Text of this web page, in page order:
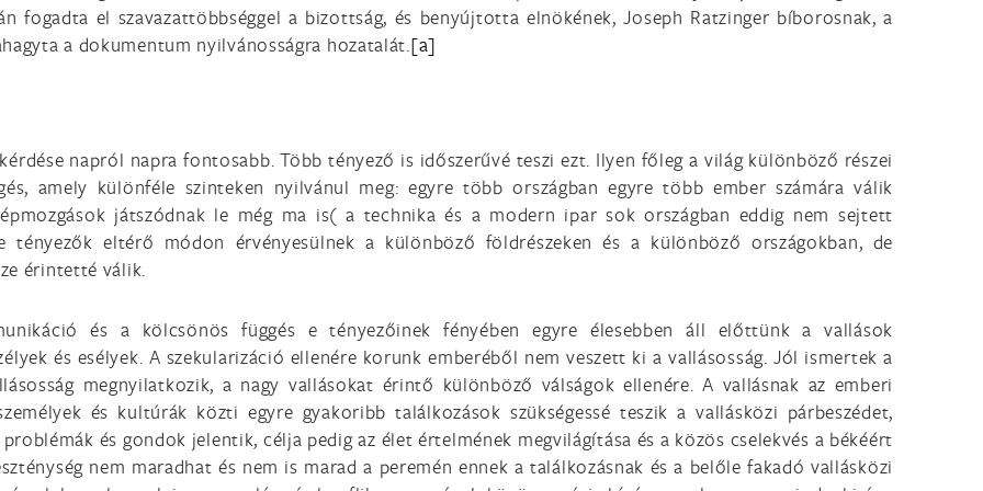
fogadta el szavazattöbbséggel a bizottság, és benyújtotta elnökének, Joseph Ratzinger bíborosnak, a
a dokumentum nyilvánosságra hozatalát.[a]
napról napra fontosabb. Több tényező is időszerűvé teszi ezt. Ilyen főleg a világ különböző részei
amely különféle szinteken nyilvánul meg: egyre több országban egyre több ember számára válik
játszódnak le még ma is( a technika és a modern ipar sok országban eddig nem sejtett
eltérő módon érvényesülnek a különböző földrészeken és a különböző országokban, de
érintetté válik.
és a kölcsönös függés e tényezőinek fényében egyre élesebben áll előttünk a vallások
és esélyek. A szekularizáció ellenére korunk emberéből nem veszett ki a vallásosság. Jól ismertek a
megnyilatkozik, a nagy vallásokat érintő különböző válságok ellenére. A vallásnak az emberi
és kultúrák közti egyre gyakoribb találkozások szükségessé teszik a vallásközi párbeszédet,
és gondok jelentik, célja pedig az élet értelmének megvilágítása és a közös cselekvés a békéért
nem maradhat és nem is marad a peremén ennek a találkozásnak és a belőle fakadó vallásközi